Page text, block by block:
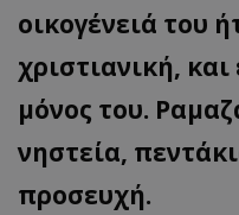
οικογένειά του
χριστιανική,
μόνος του.
νηστεία,
προσευχή.